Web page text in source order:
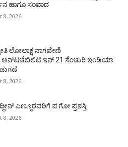
ಹಾಗೂ ಸಂವಾದ
8, 2026
ಲೋಲಾಕ್ಷ ನಾಗವೇಣಿ
ಇನ್ 21 ಸೆಂಚುರಿ ಇಂಡಿಯಾ
8, 2026
ಎಣ್ಮೂರವರಿಗೆ ಪ.ಗೋ ಪ್ರಶಸ್ತಿ
8, 2026